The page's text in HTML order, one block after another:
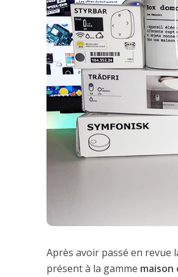
Après avoir passé en revue
présent à la gamme maison